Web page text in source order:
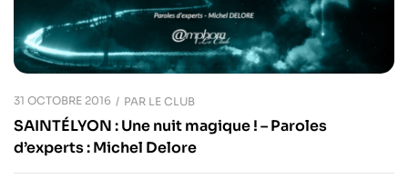
31 OCTOBRE 2016 PAR LE CLUB
SAINTÉLYON : Une nuit magique ! – Paroles
d’experts : Michel Delore